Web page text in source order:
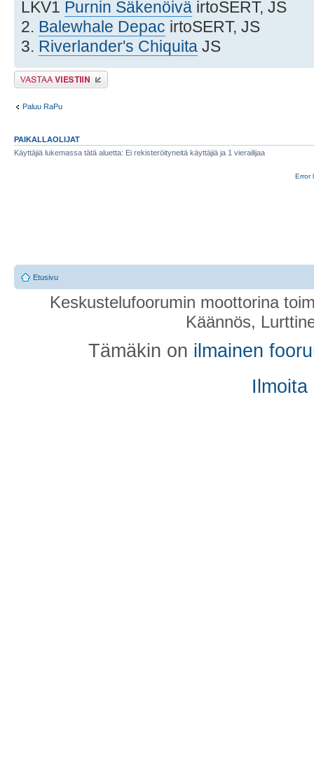
LKV1 Purnin Säkenöivä irtoSERT, JS
2. Balewhale Depac irtoSERT, JS
3. Riverlander's Chiquita JS
Lähetä vastaus
Paluu RaPu
PAIKALLAOLIJAT
Käyttäjiä lukemassa tätä aluetta: Ei rekisteröityneitä käyttäjiä ja 1 vierailijaa
Error
Etusivu
Keskustelufoorumin moottorina
Käännös,
Tämäkin on ilmainen